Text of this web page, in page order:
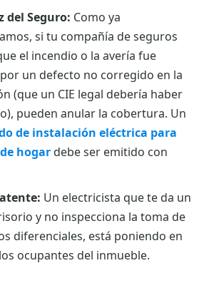
del Seguro: Como ya
si tu compañía de seguros
el incendio o la avería fue
un defecto no corregido en la
(que un CIE legal debería haber
pueden anular la cobertura. Un
de instalación eléctrica para
hogar debe ser emitido con
Un electricista que te da un
y no inspecciona la toma de
diferenciales, está poniendo en
ocupantes del inmueble.